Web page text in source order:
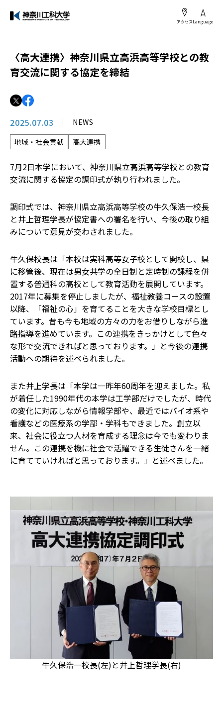
アクセスLanguage
〈高大連携〉神奈川県立高浜高等学校との教
育交流に関する協定を締結
2025.07.03
NEWS
地域・社会貢献
高大連携
7月2日本学において、神奈川県立高浜高等学校との教育
交流に関する協定の調印式が執り行われました。
調印式では、神奈川県立高浜高等学校の牛久保浩一校長
と井上哲理学長が協定書への署名を行い、今後の取り組
みについて意見が交わされました。
牛久保校長は「本校は実科高等女子校として開校し、県
に移管後、現在は男女共学の全日制と定時制の課程を併
置する普通科の高校として教育活動を展開しています。
2017年に募集を停止しましたが、福祉教養コースの設置
以降、「福祉の心」を育てることを大きな学校目標とし
ています。昔も今も地域の方々の力をお借りしながら進
路指導を進めています。この連携をきっかけとして色々
な形で交流できればと思っております。」と今後の連携
活動への期待を述べられました。
また井上学長は「本学は一昨年60周年を迎えました。私
が着任した1990年代の本学は工学部だけでしたが、時代
の変化に対応しながら情報学部や、最近ではバイオ系や
看護などの医療系の学部・学科もできました。創立以
来、社会に役立つ人材を育成する理念は今でも変わりま
せん。この連携を機に社会で活躍できる生徒さんを一緒
に育てていければと思っております。」と述べました。
牛久保浩一校長(左)と井上哲理学長(右)